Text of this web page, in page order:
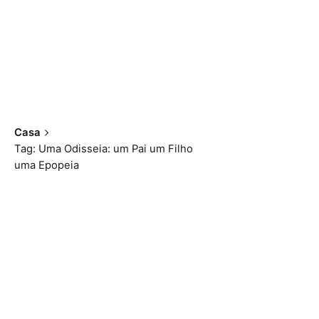
Casa
Tag: Uma Odisseia: um Pai um Filho
uma Epopeia